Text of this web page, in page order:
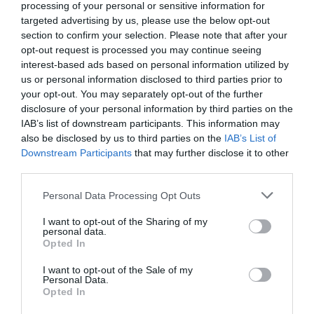
processing of your personal or sensitive information for
targeted advertising by us, please use the below opt-out
section to confirm your selection. Please note that after your
opt-out request is processed you may continue seeing
interest-based ads based on personal information utilized by
us or personal information disclosed to third parties prior to
your opt-out. You may separately opt-out of the further
disclosure of your personal information by third parties on the
IAB’s list of downstream participants. This information may
also be disclosed by us to third parties on the IAB’s List of
Downstream Participants that may further disclose it to other
Please note that this website/app uses one or more Google
not limited to your visit or usage behaviour. You may click to
grant or deny consent to Google and its third-party tags to
use your data for below specified purposes in below Google
consent section.
Personal Data Processing Opt Outs
I want to opt-out of the Sharing of my
personal data.
Opted In
I want to opt-out of the Sale of my
Personal Data.
Opted In
08.08.2026 | 12:40
Τι γίνεται με τις τσούχτρες στην
Εύβοια;
08.08.2026 | 12:20
Καύσωνας και πολλά μποφόρ
αύριο στην Εύβοια! Συνεδρίασε η
επιτροπή εκτίμησης κινδύνου
Εύβοια: Οι ισχυροί άνεμοι
εκκλησίας
08.08.2026 | 11:40
Εύβοια: Αποκαταστάθηκε το
ίντερνετ στον Οξύλιθο μετά από
επέμβαση της CP COMPANY Ε.Ε.
ΠΕΡΙΣΣΟΤΕΡΑ ΑΠΟ ΕΙΔΗΣΕΙΣ ΕΥΒΟΙΑ